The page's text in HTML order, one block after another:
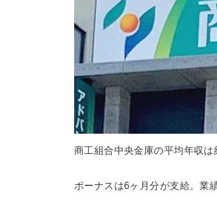
商工組合中央金庫の平均年収
ボーナスは6ヶ月分が支給。業